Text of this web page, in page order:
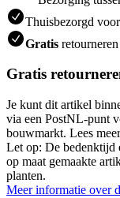
Thuisbezorgd
Gratis
Gratis
Je kunt dit artikel
via een PostNL-punt
bouwmarkt. Lees
Let op: De bedenktijd
op maat gemaakte
planten.
Meer informatie over